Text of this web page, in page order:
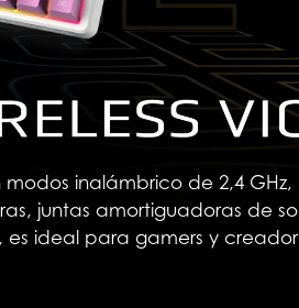
modos inalámbrico de 2,4
juntas amortiguadoras de
es ideal para gamers y